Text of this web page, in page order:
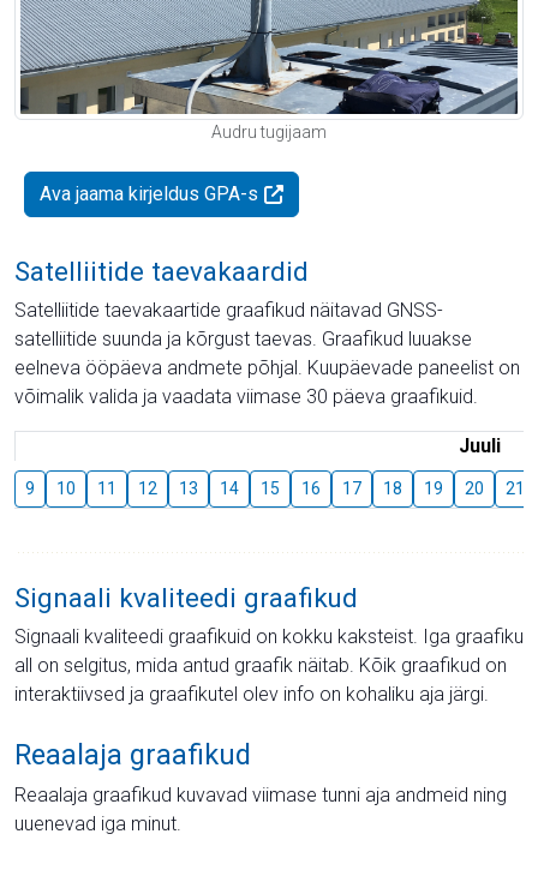
Audru tugijaam
Ava jaama kirjeldus GPA-s
Satelliitide taevakaardid
Satelliitide taevakaartide graafikud näitavad GNSS-
satelliitide suunda ja kõrgust taevas. Graafikud luuakse
eelneva ööpäeva andmete põhjal. Kuupäevade paneelist on
võimalik valida ja vaadata viimase 30 päeva graafikuid.
Juuli
9 10 11 12 13 14 15 16 17 18 19 20 21
Signaali kvaliteedi graafikud
Signaali kvaliteedi graafikuid on kokku kaksteist. Iga graafiku
all on selgitus, mida antud graafik näitab. Kõik graafikud on
interaktiivsed ja graafikutel olev info on kohaliku aja järgi.
Reaalaja graafikud
Reaalaja graafikud kuvavad viimase tunni aja andmeid ning
uuenevad iga minut.